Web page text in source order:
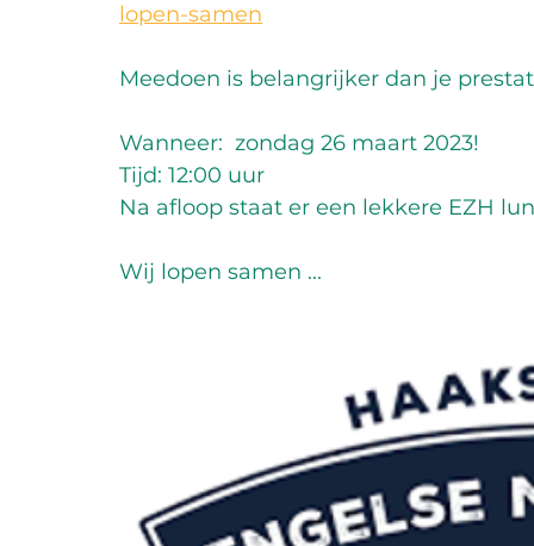
lopen-samen
Meedoen is belangrijker dan je
Wanneer:  zondag 26 maart 2023!
Tijd: 12:00 uur
Na afloop staat er een lekkere EZH
Wij lopen samen ...